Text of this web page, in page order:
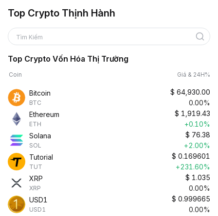
Top Crypto Thịnh Hành
Tìm Kiếm
Top Crypto Vốn Hóa Thị Trường
Coin Giá & 24H%
Bitcoin
BTC
$ 64,930.00
0.00%
Ethereum
ETH
$ 1,919.43
+0.10%
Solana
SOL
$ 76.38
+2.00%
Tutorial
TUT
$ 0.169601
+231.60%
XRP
XRP
$ 1.035
0.00%
USD1
USD1
$ 0.999665
0.00%